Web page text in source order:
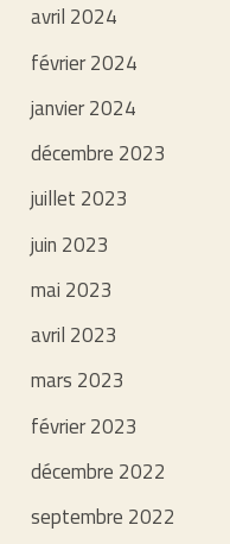
avril 2024
février 2024
janvier 2024
décembre 2023
juillet 2023
juin 2023
mai 2023
avril 2023
mars 2023
février 2023
décembre 2022
septembre 2022